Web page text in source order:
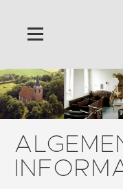
Home
Algemeen
Historie
Omgeving
Activiteiten